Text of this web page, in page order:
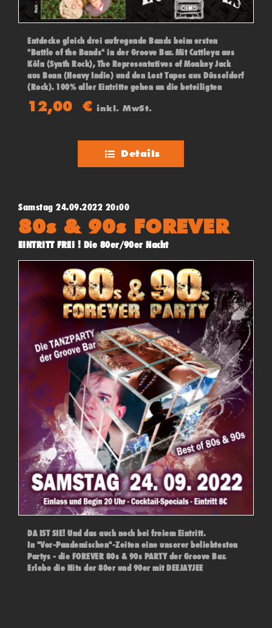
Entdecke gleich drei aufregende Bands beim ersten
"Battle of the Bands" in der Groove Bar. Mit Cattleya aus
Köln (Synth Rock), The Representatives of Monkey Jack
aus Bonn (Heavy Indie) und den Lost Tapes aus Düsseldorf
(Rock). 100% aller Eintritte gehen an die beteiligten
Bands! Das Publikum und eine Jury entscheiden über den
Sieger des Abends!
12,00€ inkl. MwSt.
Details
Samstag 24.09.2022 20:00
80s & 90s FOREVER
EINTRITT FREI ! Die 80er/90er Nacht
DA IST SIE! Und das auch noch bei freiem Eintritt.
In "Vor-Pandemischen"-Zeiten eine unserer beliebtesten
Partys - die FOREVER 80s & 90s PARTY der Groove Bar.
Erlebe die Hits der 80er und 90er mit DEEJAYJEE